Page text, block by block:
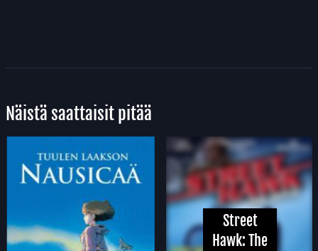
Näistä saattaisit pitää
Street
Hawk: The